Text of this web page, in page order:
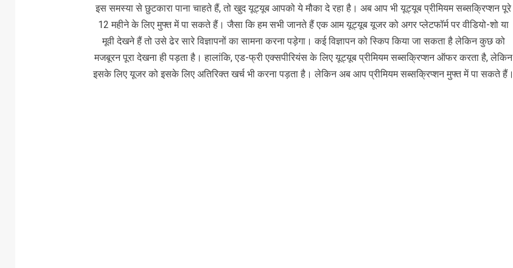
इस समस्या से छुटकारा पाना चाहते हैं, तो खुद यूट्यूब आपको ये मौका दे रहा है। अब आप भी यूट्यूब प्रीमियम सब्सक्रिप्शन पूरे
12 महीने के लिए मुफ्त में पा सकते हैं। जैसा कि हम सभी जानते हैं एक आम यूट्यूब यूजर को अगर प्लेटफॉर्म पर वीडियो-शो या
मूवी देखने हैं तो उसे ढेर सारे विज्ञापनों का सामना करना पड़ेगा। कई विज्ञापन को स्किप किया जा सकता है लेकिन कुछ को
मजबूरन पूरा देखना ही पड़ता है। हालांकि, एड-फ्री एक्सपीरियंस के लिए यूट्यूब प्रीमियम सब्सक्रिप्शन ऑफर करता है, लेकिन
इसके लिए यूजर को इसके लिए अतिरिक्त खर्च भी करना पड़ता है। लेकिन अब आप प्रीमियम सब्सक्रिप्शन मुफ्त में पा सकते हैं।